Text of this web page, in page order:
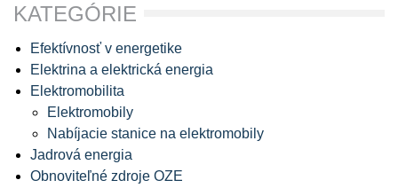
KATEGÓRIE
Efektívnosť v energetike
Elektrina a elektrická energia
Elektromobilita
Elektromobily
Nabíjacie stanice na elektromobily
Jadrová energia
Obnoviteľné zdroje OZE